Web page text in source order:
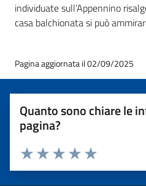
individuate sull’Appennino
casa balchionata si può
Pagina aggiornata il 02/09/2025
Quanto sono chiare le
pagina?
Valuta 5 stelle
Valuta 4 stelle su 5
Valuta 3 stelle su 5
Valuta 2 stelle su 5
Valuta 1 stelle su 5